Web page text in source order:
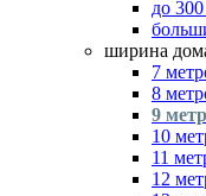
до
ширина
7
8
9
10
11
12